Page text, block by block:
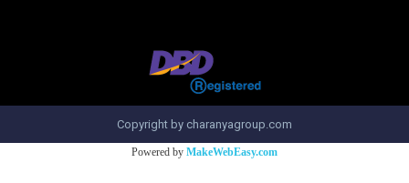
Copyright by charanyagroup.com
Powered by MakeWebEasy.com